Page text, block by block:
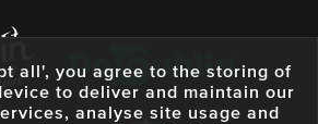
all', you agree to the storing of
to deliver and maintain our
analyse site usage and